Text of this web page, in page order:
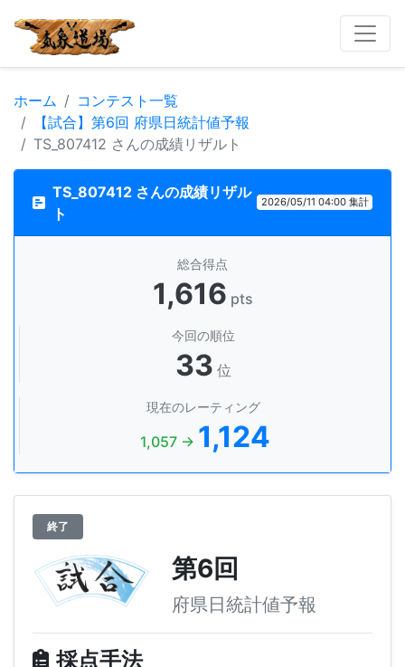
ホーム
コンテスト一覧
【試合】第6回 府県日統計値予報
TS_807412 さんの成績リザルト
TS_807412 さんの成績リザル
ト
2026/05/11 04:00 集計
総合得点
1,616 pts
今回の順位
33 位
現在のレーティング
1,057 → 1,124
終了
第6回
府県日統計値予報
採点手法